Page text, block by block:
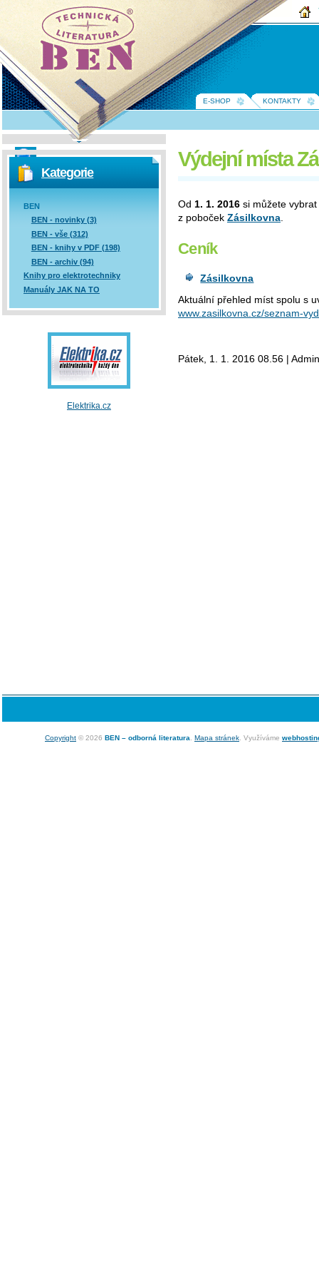
BEN -
technická
literatura
Výdejní místa
Od 1. 1. 2016 si můžete
z poboček Zásilkovna.
Ceník
Zásilkovna
Aktuální přehled míst spolu s
www.zasil­kovna.cz/seznam-
Pátek, 1. 1. 2016 08.56 |
Vyhledávání
Kategorie
BEN
BEN - novinky (3)
BEN - vše (312)
BEN - knihy v PDF (198)
BEN - archiv (94)
Knihy pro elektrotechniky
Manuály JAK NA TO
Elektrika.cz
E-SHOP KONTAKTY
Copyright © 2026 BEN – odborná literatura Mapa stránek . Využíváme